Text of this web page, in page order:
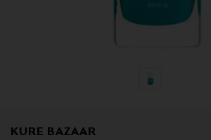
KURE BAZAAR